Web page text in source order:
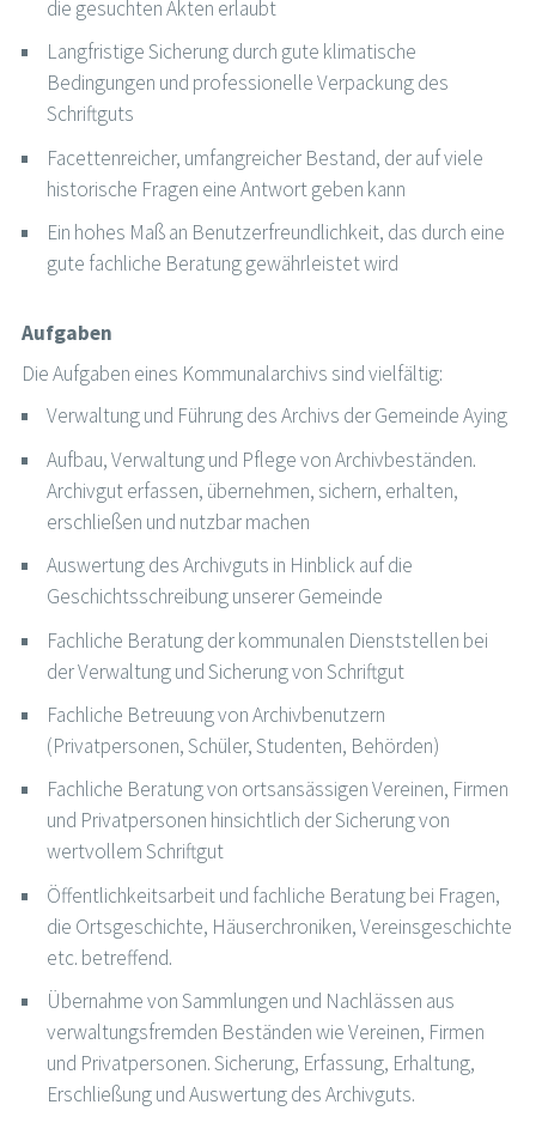
die gesuchten Akten erlaubt
Langfristige Sicherung durch gute klimatische
Bedingungen und professionelle Verpackung des
Schriftguts
Facettenreicher, umfangreicher Bestand, der auf viele
historische Fragen eine Antwort geben kann
Ein hohes Maß an Benutzerfreundlichkeit, das durch eine
gute fachliche Beratung gewährleistet wird
Aufgaben
Die Aufgaben eines Kommunalarchivs sind vielfältig:
Verwaltung und Führung des Archivs der Gemeinde Aying
Aufbau, Verwaltung und Pflege von Archivbeständen.
Archivgut erfassen, übernehmen, sichern, erhalten,
erschließen und nutzbar machen
Auswertung des Archivguts in Hinblick auf die
Geschichtsschreibung unserer Gemeinde
Fachliche Beratung der kommunalen Dienststellen bei
der Verwaltung und Sicherung von Schriftgut
Fachliche Betreuung von Archivbenutzern
(Privatpersonen, Schüler, Studenten, Behörden)
Fachliche Beratung von ortsansässigen Vereinen, Firmen
und Privatpersonen hinsichtlich der Sicherung von
wertvollem Schriftgut
Öffentlichkeitsarbeit und fachliche Beratung bei Fragen,
die Ortsgeschichte, Häuserchroniken, Vereinsgeschichte
etc. betreffend.
Übernahme von Sammlungen und Nachlässen aus
verwaltungsfremden Beständen wie Vereinen, Firmen
und Privatpersonen. Sicherung, Erfassung, Erhaltung,
Erschließung und Auswertung des Archivguts.